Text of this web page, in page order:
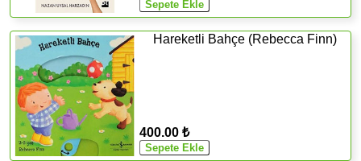
Hareketli Bahçe (Rebecca Finn)
400.00 ₺